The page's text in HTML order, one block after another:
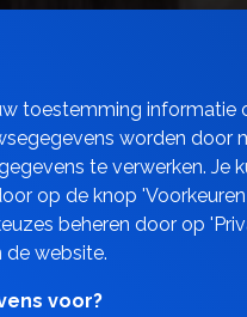
toestemming informatie
worden door
te verwerken. Je
op de knop
beheren door op
de website.
voor?